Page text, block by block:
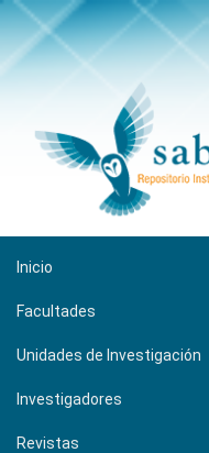
Inicio
Facultades
Unidades de Investigación
Investigadores
Revistas